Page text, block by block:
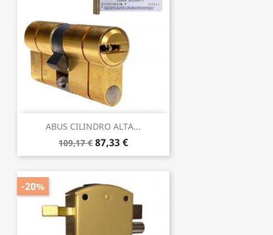
ABUS CILINDRO ALTA...
109,17 € 87,33 €
-20%